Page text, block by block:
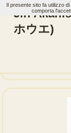
Jin
ホウエ)
HEY WHAT'S
Il presente sito fa utilizzo
comporta